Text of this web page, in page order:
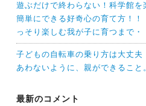
遊ぶだけで終わらない！科学館
簡単にできる好奇心の育て方！！
っそり楽しむ我が子に育つまで・
子どもの自転車の乗り方は大丈夫
あわないように、親ができること
最新のコメント